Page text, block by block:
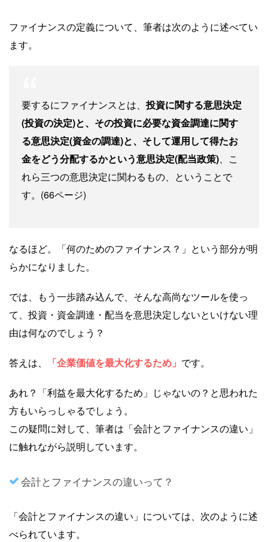
ファイナンスの定義について、筆者は次のように述べてい
ます。
要するにファイナンスとは、 投資に関する意思決定
(投資の決定)と、その投資に必要な資金調達に関す
る意思決定(資金の調達)と、そして運用して得たお
金をどう分配するかという意思決定(配当政策)、こ
れら三つの意思決定に関わるもの、ということで
す。(66ページ)
なるほど。「何のためのファイナンス？」という部分が明
らかになりました。
では、もう一歩踏み込んで、そんな高尚なツールを使っ
て、投資・資金調達・配当を意思決定しないといけない理
由は何なのでしょう？
答えは、 「企業価値を最大化するため」 です。
あれ？「利益を最大化するため」じゃないの？と思われた
方もいらっしゃるでしょう。
この疑問に対して、筆者は「会計とファイナンスの違い」
に触れながら説明しています。
会計とファイナンスの違いって？
「会計とファイナンスの違い」については、次のように述
べられています。